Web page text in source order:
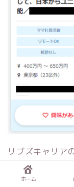
リブズキャリア
かるので、求め
利です。
ホーム